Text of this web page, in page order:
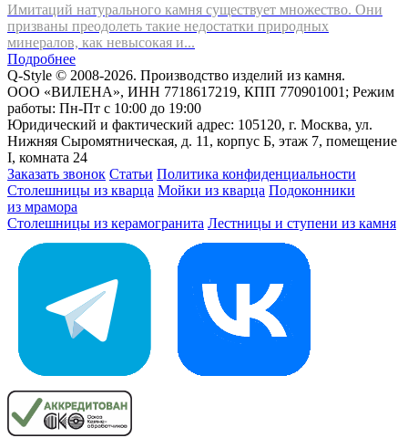
Имитаций натурального камня существует множество. Они
призваны преодолеть такие недостатки природных
минералов, как невысокая и...
Подробнее
Q-Style © 2008-2026. Производство изделий из камня.
ООО «ВИЛЕНА», ИНН 7718617219, КПП 770901001; Режим
работы: Пн-Пт с 10:00 до 19:00
Юридический и фактический адрес: 105120, г. Москва, ул.
Нижняя Сыромятническая, д. 11, корпус Б, этаж 7, помещение
I, комната 24
Заказать звонок Статьи Политика конфиденциальности
Столешницы из кварца Мойки из кварца Подоконники
из мрамора
Столешницы из керамогранита Лестницы и ступени из камня